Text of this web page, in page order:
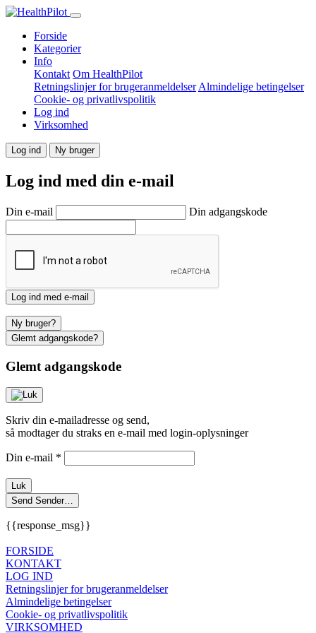
Forside
Kategorier
Info
Kontakt Om HealthPilot
Retningslinjer for brugeranmeldelser Almindelige betingelser
Cookie- og privatlivspolitik
Log ind
Virksomhed
Log ind Ny bruger
Log ind med din e-mail
Din e-mail Din adgangskode
Ny bruger?
Glemt adgangskode?
Glemt adgangskode
Skriv din e-mailadresse og send,
så modtager du straks en e-mail med login-oplysninger
Din e-mail *
Luk
Send Sender…
{{response_msg}}
FORSIDE
KONTAKT
LOG IND
Retningslinjer for brugeranmeldelser
Almindelige betingelser
Cookie- og privatlivspolitik
VIRKSOMHED